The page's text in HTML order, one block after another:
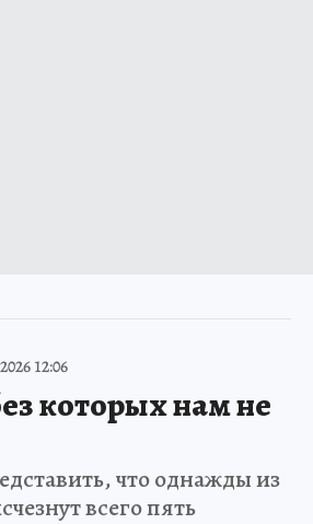
12:06
которых нам не
что однажды из
всего пять